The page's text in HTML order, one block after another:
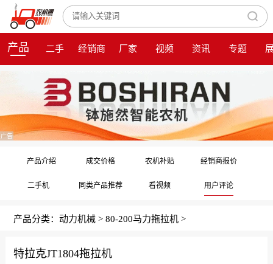
产品 二手 经销商 厂家 视频 资讯 专题
广告
产品介绍 成交价格 农机补贴 经销商报价
二手机 同类产品推荐 看视频 用户评论
产品分类： 动力机械 > 80-200马力拖拉机 >
特拉克JT1804拖拉机